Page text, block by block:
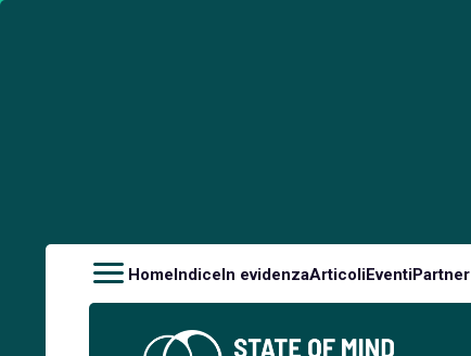
HomeIndiceIn evidenzaArticoliEventiPartner